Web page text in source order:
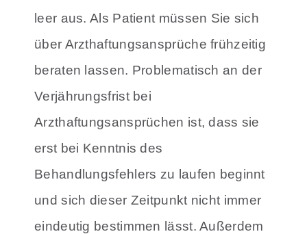
leer aus. Als Patient müssen Sie sich
über Arzthaftungsansprüche frühzeitig
beraten lassen. Problematisch an der
Verjährungsfrist bei
Arzthaftungsansprüchen ist, dass sie
erst bei Kenntnis des
Behandlungsfehlers zu laufen beginnt
und sich dieser Zeitpunkt nicht immer
eindeutig bestimmen lässt. Außerdem